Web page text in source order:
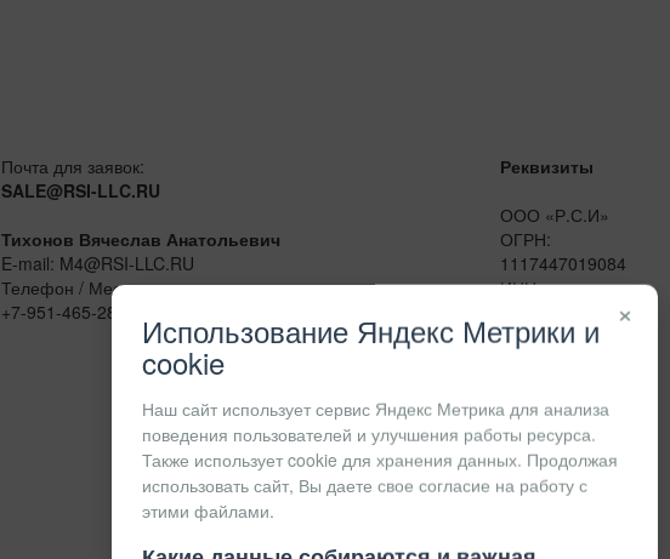
Почта для заявок:
SALE@RSI-LLC.RU
Тихонов Вячеслав Анатольевич
E-mail: M4@RSI-LLC.RU
Телефон / Мессенджеры:
+7-951-465-28-41
Реквизиты
ООО «Р.С.И»
ОГРН:
1117447019084
ИНН:
КПП:
×
Использование Яндекс Метрики и
cookie
Наш сайт использует сервис Яндекс Метрика для анализа
поведения пользователей и улучшения работы ресурса.
Также использует cookie для хранения данных. Продолжая
использовать сайт, Вы даете свое согласие на работу с
этими файлами.
Какие данные собираются и важная